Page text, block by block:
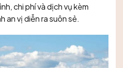
chi phí và dịch vụ kèm
an vị diễn ra suôn sẻ.